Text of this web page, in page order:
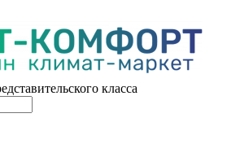
класса